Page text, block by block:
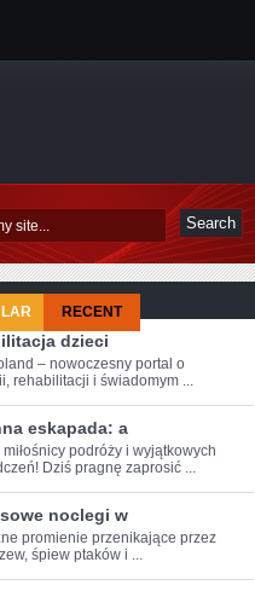
RECENT
dzieci
– nowoczesny portal o
rehabilitacji i świadomym ...
eskapada: a
⁣podróży i⁣ wyjątkowych
Dziś ‍pragnę zaprosić ...
noclegi w
promienie⁢ przenikające przez
‍śpiew ptaków i ...